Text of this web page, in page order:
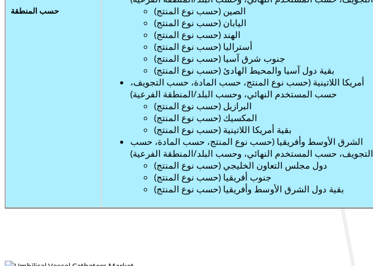
حسب المنطقة
الصين (حسب نوع المنتج)
اليابان (حسب نوع المنتج)
الهند (حسب نوع المنتج)
أستراليا (حسب نوع المنتج)
جنوب شرق آسيا (حسب نوع المنتج)
بقية دول آسيا والمحيط الهادئ (حسب نوع المنتج)
أمريكا اللاتينية (حسب نوع المنتج، حسب المادة، حسب التجويف،
حسب المستخدم النهائي، وحسب البلد/المنطقة الفرعية)
البرازيل (حسب نوع المنتج)
المكسيك (حسب نوع المنتج)
بقية أمريكا اللاتينية (حسب نوع المنتج)
الشرق الأوسط وأفريقيا (حسب نوع المنتج، حسب المادة، حسب
التجويف، حسب المستخدم النهائي، وحسب البلد/المنطقة الفرعية)
دول مجلس التعاون الخليجي (حسب نوع المنتج)
جنوب أفريقيا (حسب نوع المنتج)
بقية دول الشرق الأوسط وأفريقيا (حسب نوع المنتج)